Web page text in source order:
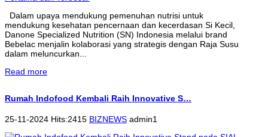
Dalam upaya mendukung pemenuhan nutrisi untuk
mendukung kesehatan pencernaan dan kecerdasan Si Kecil,
Danone Specialized Nutrition (SN) Indonesia melalui brand
Bebelac menjalin kolaborasi yang strategis dengan Raja Susu
dalam meluncurkan...
Read more
Rumah Indofood Kembali Raih Innovative S…
25-11-2024 Hits:2415 BIZNEWS admin1